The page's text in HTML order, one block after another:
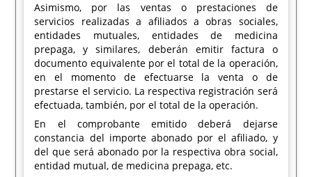
Asimismo, por las ventas o prestaciones de
servicios realizadas a afiliados a obras sociales,
entidades mutuales, entidades de medicina
prepaga, y similares, deberán emitir factura o
documento equivalente por el total de la operación,
en el momento de efectuarse la venta o de
prestarse el servicio. La respectiva registración será
efectuada, también, por el total de la operación.
En el comprobante emitido deberá dejarse
constancia del importe abonado por el afiliado, y
del que será abonado por la respectiva obra social,
entidad mutual, de medicina prepaga, etc.